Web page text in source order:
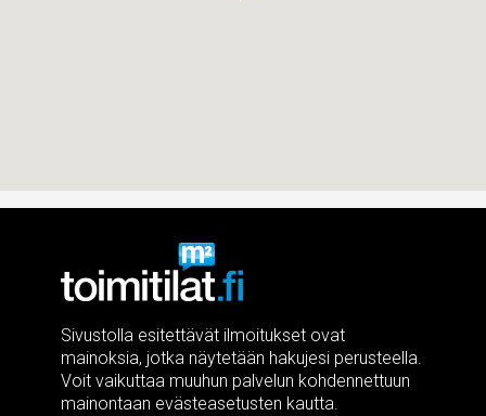
Sivustolla esitettävät ilmoitukset ovat
mainoksia, jotka näytetään hakujesi perusteella.
Voit vaikuttaa muuhun palvelun kohdennettuun
mainontaan evästeasetusten kautta.